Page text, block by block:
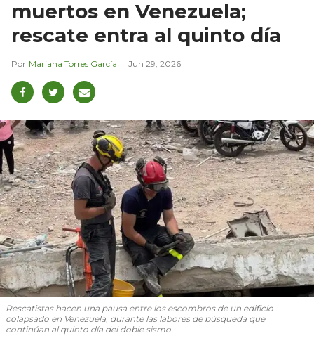
muertos en Venezuela;
rescate entra al quinto día
Mariana Torres García Jun 29, 2026
Rescatistas hacen una pausa entre los escombros de un edificio
colapsado en Venezuela, durante las labores de búsqueda que
continúan al quinto día del doble sismo.